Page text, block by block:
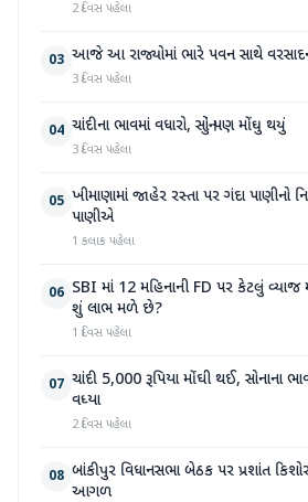
2 દિવસ પહેલા
03 આજે આ રાજ્યોમાં ભારે પવન સાથે
3 દિવસ પહેલા
04 ચાંદીના ભાવમાં વધારો, સોનું પણ મોંઘુ થયું
3 દિવસ પહેલા
05 ખીમાણામાં જાહેર રસ્તા પર ગંદા પાણીનો
પાણીએ
1 કલાક પહેલા
06 SBI માં 12 મહિનાની FD પર કેટલું વ્યાજ
શું લાભ મળે છે?
1 દિવસ પહેલા
07 ચાંદી 5,000 રૂપિયા મોંઘી થઈ, સોનાના
વધ્યા
2 દિવસ પહેલા
08 બાંકીપુર વિધાનસભા બેઠક પર પ્રશાંત
આગળ